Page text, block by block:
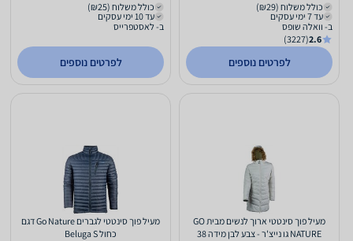
כולל משלוח (₪29)
עד 7 ימי עסקים
ב- וואלה שופס
2.6
(3227)
לפרטים נוספים
כולל משלוח (₪25)
עד 10 ימי עסקים
ב- לאסטפרייס
לפרטים נוספים
מעיל פוך סינטטי ארוך לנשים מבית GO
NATURE גו נייצ'ר - צבע לבן מידה 38
מעיל פוך סינטטי לגברים Go Nature דגם
כחול Beluga S